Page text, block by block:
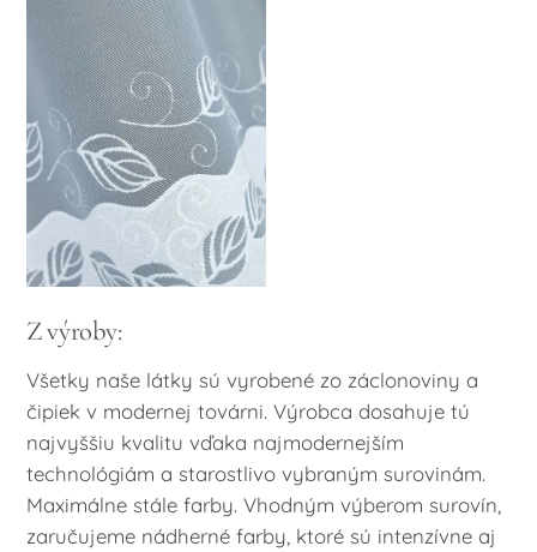
Z výroby:
Všetky naše látky sú vyrobené zo záclonoviny a
čipiek v modernej továrni. Výrobca dosahuje tú
najvyššiu kvalitu vďaka najmodernejším
technológiám a starostlivo vybraným surovinám.
Maximálne stále farby. Vhodným výberom surovín,
zaručujeme nádherné farby, ktoré sú intenzívne aj